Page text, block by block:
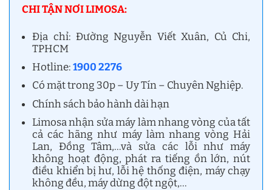
CHI TẬN NƠI LIMOSA:
Địa chỉ: Đường Nguyễn Viết Xuân, Củ Chi,
TPHCM
Hotline:1900 2276
Có mặt trong 30p – Uy Tín – Chuyên Nghiệp.
Chính sách bảo hành dài hạn
Limosa nhận sửa máy làm nhang vòng của tất
cả các hãng như máy làm nhang vòng Hải
Lan, Đồng Tâm,…và sửa các lỗi như máy
không hoạt động, phát ra tiếng ồn lớn, nút
điều khiển bị hư, lỗi hệ thống điện, máy chạy
không đều, máy dừng đột ngột,…